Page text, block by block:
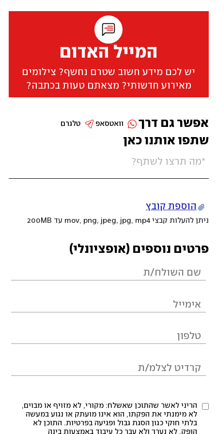
המייל האדום
יש לכם מידע חשוב שטרם נחשף? צילומים
מאירוע חדשותי? מצאתם טעות בכתבה?
שתפו אותנו כאן
הוספת קובץ
ניתן להעלות קבצי mov, png, jpeg, jpg, mp4 עד 200MB
פרטים נוספים (אופציונלי)
הריני לאשר שהתוכן שאשלח: מקורי, לא מזויף או מבוים,
לא מימנתי את הפקתו, הוא אינו מועתק או נגוע במעשה
בלתי חוקי כגון הסגת גבול ופגיעה בפרטיות. התוכן לא
הופק, לא נערך ולא עבר כל עיבוד באמצעות בינה
אפשר גם דרך טלגרם וואטסאפ